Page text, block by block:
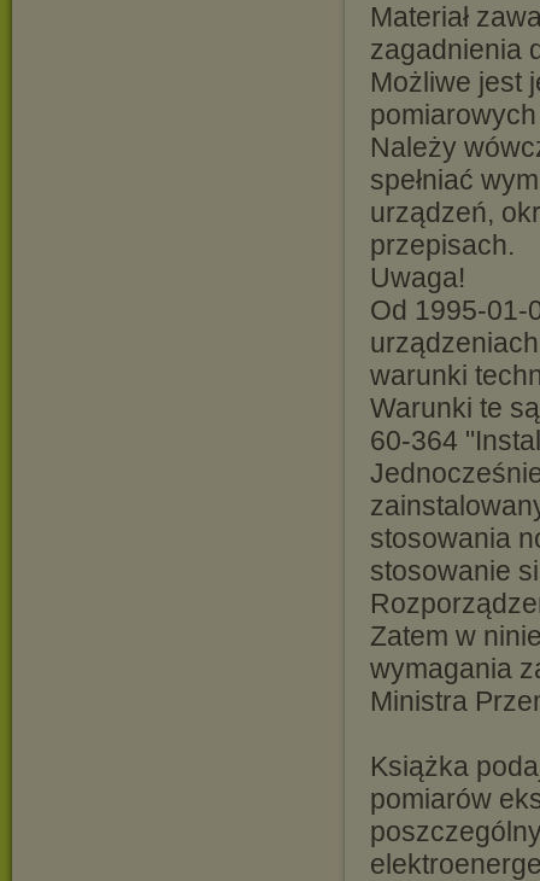
Materiał
zagadnienia
Możliwe jest
Należy
spełniać
urządzeń,
przepisach.
Uwaga!
Od 1995-01-
warunki
Warunki te
60-364
stosowania
stosowanie
Zatem w
wymagania
Ministra
Książka
pomiarów